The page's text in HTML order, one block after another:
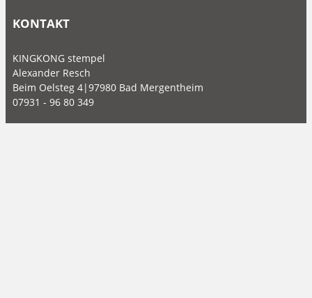
KONTAKT
KINGKONG stempel
Alexander Resch
Beim Oelsteg 4|97980 Bad Mergentheim
07931 - 96 80 349